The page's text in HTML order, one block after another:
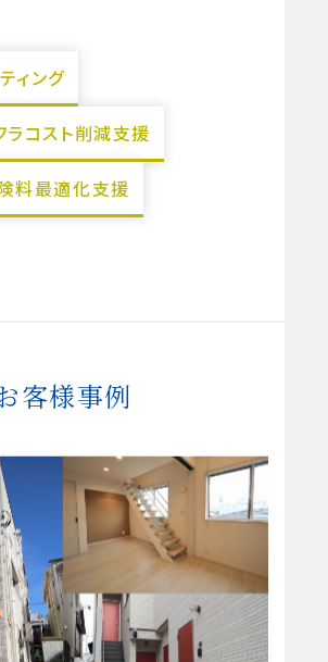
ィング
ラコスト削減支援
料最適化支援
客様事例